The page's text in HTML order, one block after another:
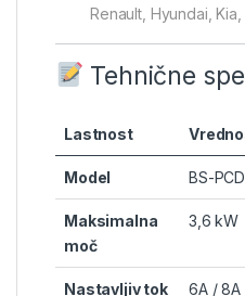
Renault, Hyundai,
Tehnične
Lastnost
Model BS-
Maksimalna
moč
3,6 kW
Nastavljiv tok 6A / 8A